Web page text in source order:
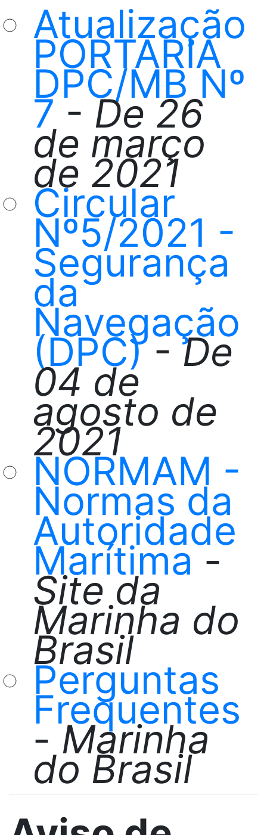
Atualização
PORTARIA
DPC/MB Nº
7 - De 26
de março
de 2021
Circular
Nº5/2021 -
Segurança
da
Navegação
(DPC)-De
04 de
agosto de
2021
NORMAM -
Normas da
Autoridade
Marítima-
Site da
Marinha do
Brasil
Perguntas
Frequentes
-Marinha
do Brasil